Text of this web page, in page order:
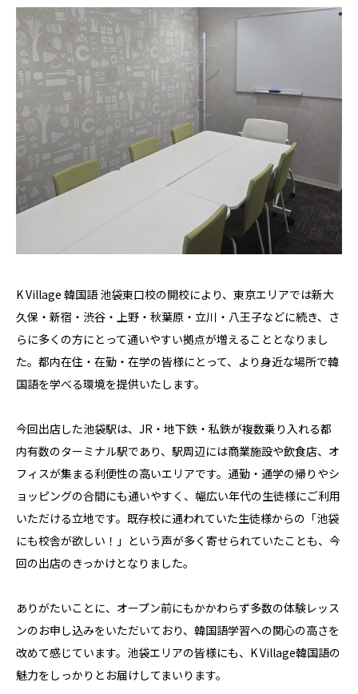
K Village 韓国語 池袋東口校の開校により、東京エリアでは新大
久保・新宿・渋谷・上野・秋葉原・立川・八王子などに続き、さ
らに多くの方にとって通いやすい拠点が増えることとなりまし
た。都内在住・在勤・在学の皆様にとって、より身近な場所で韓
国語を学べる環境を提供いたします。
今回出店した池袋駅は、JR・地下鉄・私鉄が複数乗り入れる都
内有数のターミナル駅であり、駅周辺には商業施設や飲食店、オ
フィスが集まる利便性の高いエリアです。通勤・通学の帰りやシ
ョッピングの合間にも通いやすく、幅広い年代の生徒様にご利用
いただける立地です。既存校に通われていた生徒様からの「池袋
にも校舎が欲しい！」という声が多く寄せられていたことも、今
回の出店のきっかけとなりました。
ありがたいことに、オープン前にもかかわらず多数の体験レッス
ンのお申し込みをいただいており、韓国語学習への関心の高さを
改めて感じています。池袋エリアの皆様にも、K Village韓国語の
魅力をしっかりとお届けしてまいります。